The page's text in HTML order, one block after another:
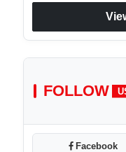
FOLLOW
Facebook